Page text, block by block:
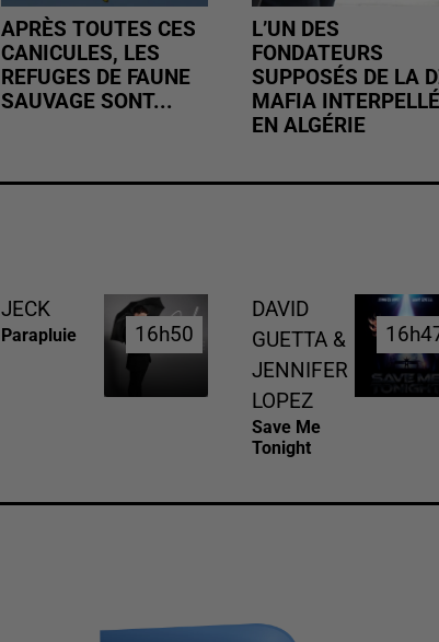
APRÈS TOUTES CES
CANICULES, LES
REFUGES DE FAUNE
SAUVAGE SONT...
L’UN DES
FONDATEURS
SUPPOSÉS DE LA
MAFIA INTERPELLÉ
EN ALGÉRIE
JECK
Parapluie 16h50
16h50
DAVID
GUETTA &
JENNIFER
LOPEZ
Save Me
Tonight